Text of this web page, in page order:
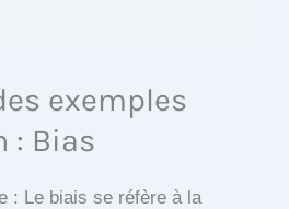
exemples
: Bias
: Le biais se réfère à la